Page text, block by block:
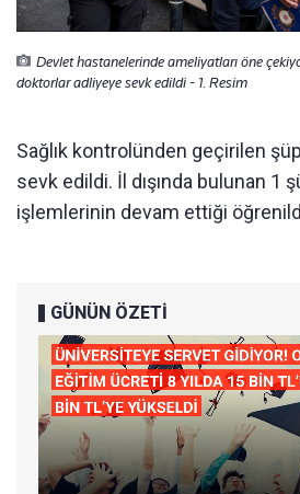
Devlet hastanelerinde ameliyatları öne
doktorlar adliyeye sevk edildi - 1. Resim
Sağlık kontrolünden geçirilen
sevk edildi. İl dışında bulunan 1
işlemlerinin devam ettiği
GÜNÜN ÖZETİ